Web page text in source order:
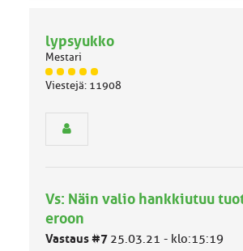
lypsyukko
Mestari
J
ä
m
ä
u
Viestejä: 11908
Vs: Näin valio hankkiutuu
eroon
Vastaus #7 25.03.21 - klo:15:19